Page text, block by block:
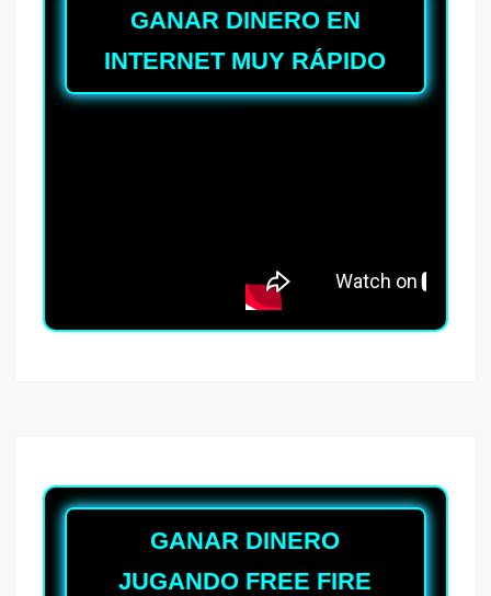
GANAR DINERO EN
INTERNET MUY RÁPIDO
GANAR DINERO
JUGANDO FREE FIRE